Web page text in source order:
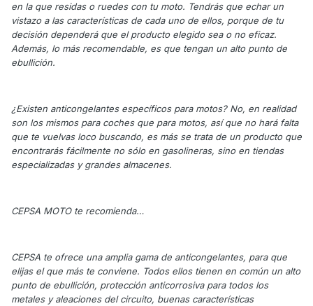
en la que residas o ruedes con tu moto. Tendrás que echar un
vistazo a las características de cada uno de ellos, porque de tu
decisión dependerá que el producto elegido sea o no eficaz.
Además, lo más recomendable, es que tengan un alto punto de
ebullición.
¿Existen anticongelantes específicos para motos? No, en realidad
son los mismos para coches que para motos, así que no hará falta
que te vuelvas loco buscando, es más se trata de un producto que
encontrarás fácilmente no sólo en gasolineras, sino en tiendas
especializadas y grandes almacenes.
CEPSA MOTO te recomienda…
CEPSA te ofrece una amplia gama de anticongelantes, para que
elijas el que más te conviene. Todos ellos tienen en común un alto
punto de ebullición, protección anticorrosiva para todos los
metales y aleaciones del circuito, buenas características